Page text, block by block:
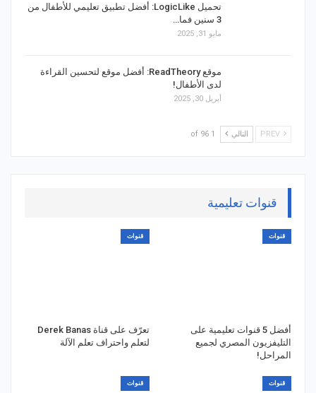
تحميل LogicLike: أفضل تطبيق تعليمي للأطفال من
3 سنين فما…
مايو 31, 2025
موقع ReadTheory: أفضل موقع لتحسين القراءة
لدى الأطفال!
أبريل 30, 2025
التالي 1 of 96
قنوات تعليمية
قنوات
أفضل 5 قنوات تعليمية على
التليفزيون المصري لجميع
المراحل!
قنوات
تعرّف على قناة Derek Banas
لتعلم واحتراف تعلم الآلة
قنوات قنوات